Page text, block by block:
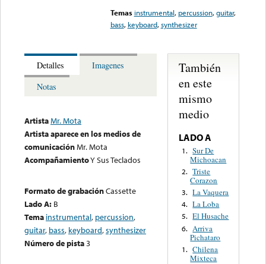
Temas instrumental, percussion,guitar,
bass, keyboard,synthesizer
Detalles
Imagenes
Notas
ArtistaMr. Mota
Artista aparece en los medios de
comunicaciónMr. Mota
AcompañamientoY Sus Teclados
Formato de grabaciónCassette
Lado A: B
Tema instrumental, percussion,
guitar, bass, keyboard,synthesizer
Número de pista3
También
en este
mismo
medio
LADO A
1. Sur De
Michoacan
2. Triste
Corazon
3. La Vaquera
4. La Loba
5. El Husache
6. Arriva
Pichataro
1. Chilena
Mixteca